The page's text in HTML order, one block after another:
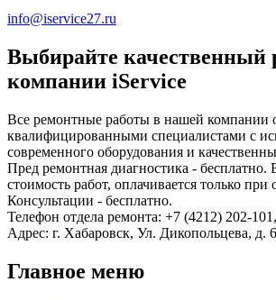
info@iservice27.ru
Выбирайте качественный
компании iService
Все ремонтные работы в нашей компании
квалифицированными специалистами с
современного оборудования и
Пред ремонтная диагностика - бесплатно.
стоимость работ, оплачивается только при
Консультации - бесплатно.
Телефон отдела ремонта: +7 (4212) 202-
Адрес: г. Хабаровск, Ул. Дикопольцева, д.
Главное меню